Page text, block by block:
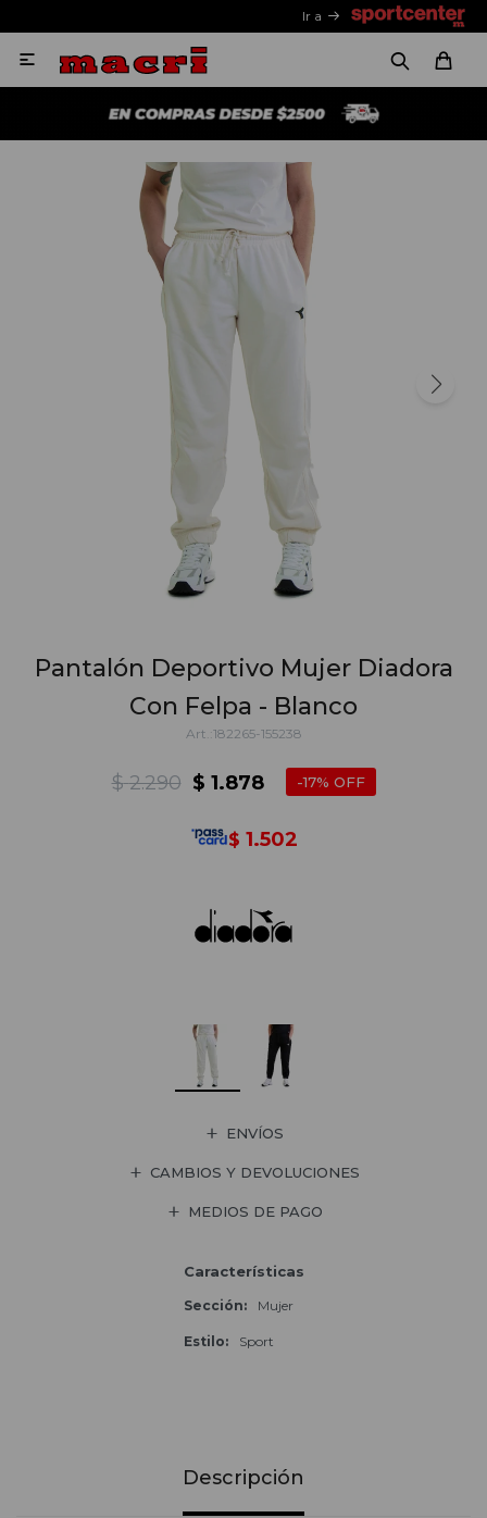
Ir a

Pantalón Deportivo Mujer Diadora
Con Felpa - Blanco
182265-155238
$ 1.878
$ 2.290 17
$ 1.502
ENVÍOS
CAMBIOS Y DEVOLUCIONES
MEDIOS DE PAGO
Características
Sección Mujer
Estilo Sport
Descripción